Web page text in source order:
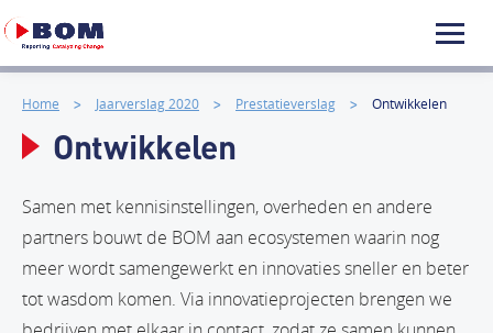
Home Jaarverslag 2020 Prestatieverslag Ontwikkelen
Ontwikkelen
Samen met kennisinstellingen, overheden en andere
partners bouwt de BOM aan ecosystemen waarin nog
meer wordt samengewerkt en innovaties sneller en beter
tot wasdom komen. Via innovatieprojecten brengen we